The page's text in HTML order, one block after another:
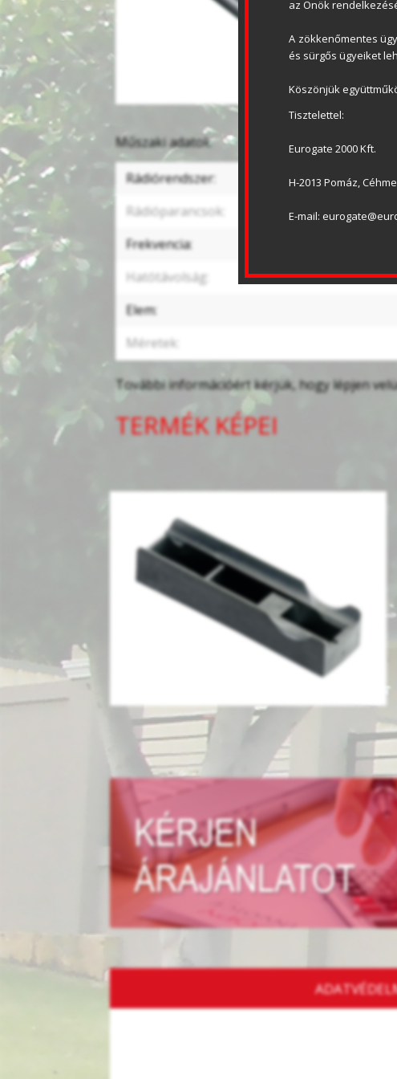
Műszaki adatok
Rádiórendszer:
Rádióparancsok:
Frekvencia:
Hatótávolság:
Elem:
Méretek:
További információért kérjük, hogy lépjen
TERMÉK KÉPEI
az Önök
A zökkenőmentes
és sürgős ügyeiket
Köszönjük
Tisztelettel:
Eurogate 2000 Kft.
H-2013 Pomáz,
E-mail: